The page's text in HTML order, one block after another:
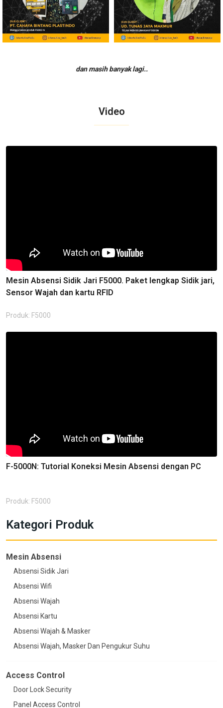
dan masih banyak lagi..
Video
Mesin Absensi Sidik Jari F5000. Paket lengkap Sidik jari,
Sensor Wajah dan kartu RFID
Produk: F5000
F-5000N: Tutorial Koneksi Mesin Absensi dengan PC
Produk: F5000
Kategori Produk
Mesin Absensi
Absensi Sidik Jari
Absensi Wifi
Absensi Wajah
Absensi Kartu
Absensi Wajah & Masker
Absensi Wajah, Masker Dan Pengukur Suhu
Access Control
Door Lock Security
Panel Access Control